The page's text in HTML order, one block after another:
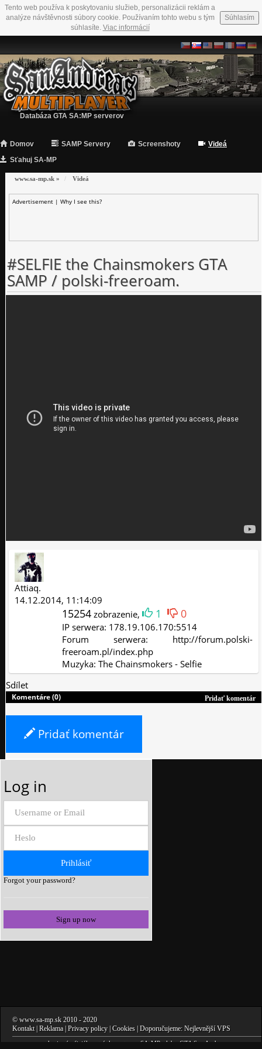
Tento web používa k poskytovaniu služieb, personalizácii reklám a
analýze návštěvnosti súbory cookie. Používaním tohto webu s tým
súhlasíte. Viac informácií
Súhlasím
Databáza GTA SA:MP serverov
Domov SAMP Servery Screenshoty
Videá
Sťahuj SA-MP
www.sa-mp.sk » Videá
Advertisement | Why I see this?
#SELFIE the Chainsmokers GTA
SAMP / polski-freeroam.
Attiaq.
14.12.2014, 11:14:09
15254 zobrazenie, 1 0
IP serwera: 178.19.106.170:5514
Forum serwera: http://forum.polski-
freeroam.pl/index.php
Muzyka: The Chainsmokers - Selfie
Sdílet
Pridať komentár
Komentáre (0)
Pridať komentár
Log in
Forgot your password?
Sign up now
© www.sa-mp.sk 2010 - 2020
Kontakt| Reklama Privacy policy Cookies | Doporučujeme: Nejlevnější VPS
www.sa-mp.sk nie sú oficiálne stránky autorov SA-MP, alebo GTA San Andreas